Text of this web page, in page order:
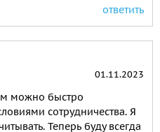
ответить
01.11.2023
можно быстро
сотрудничества. Я
Теперь буду всегда